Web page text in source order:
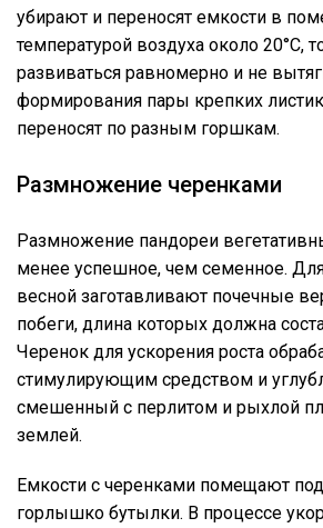
убирают и переносят емкости в
температурой воздуха около 20°C,
развиваться равномерно и не
формирования пары крепких
переносят по разным горшкам.
Размножение черенками
Размножение пандореи
менее успешное, чем семенное.
весной заготавливают почечные
побеги, длина которых должна
Черенок для ускорения роста
стимулирующим средством и
смешенный с перлитом и рыхлой
землей.
Емкости с черенками помещают
горлышко бутылки. В процессе